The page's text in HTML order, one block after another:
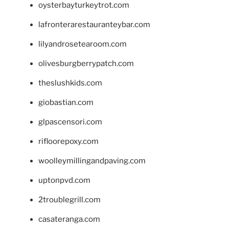
oysterbayturkeytrot.com
lafronterarestauranteybar.com
lilyandrosetearoom.com
olivesburgberrypatch.com
theslushkids.com
giobastian.com
glpascensori.com
rifloorepoxy.com
woolleymillingandpaving.com
uptonpvd.com
2troublegrill.com
casateranga.com